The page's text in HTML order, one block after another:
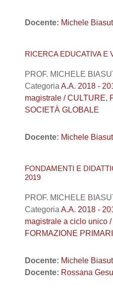
Docente: Michele
RICERCA EDUCATIVA E
PROF. MICHELE
Categoria A.A. 2018 -
magistrale / CULTURE,
SOCIETÀ GLOBALE
Docente: Michele
FONDAMENTI E
2019
PROF. MICHELE
Categoria A.A. 2018 -
magistrale a ciclo unico
FORMAZIONE
Docente: Michele
Docente: Rossana